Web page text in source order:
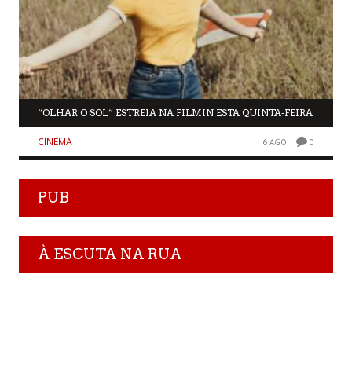
“OLHAR O SOL” ESTREIA NA FILMIN ESTA QUINTA-FEIRA
CINEMA 6 AGO 0
PUB
À ESCUTA NA RUA